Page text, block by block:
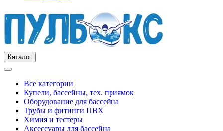
Каталог
Все категории
Купели, бассейны, тех. приямок
Оборудование для бассейна
Трубы и фитинги ПВХ
Химия и тестеры
Аксессуары для бассейна